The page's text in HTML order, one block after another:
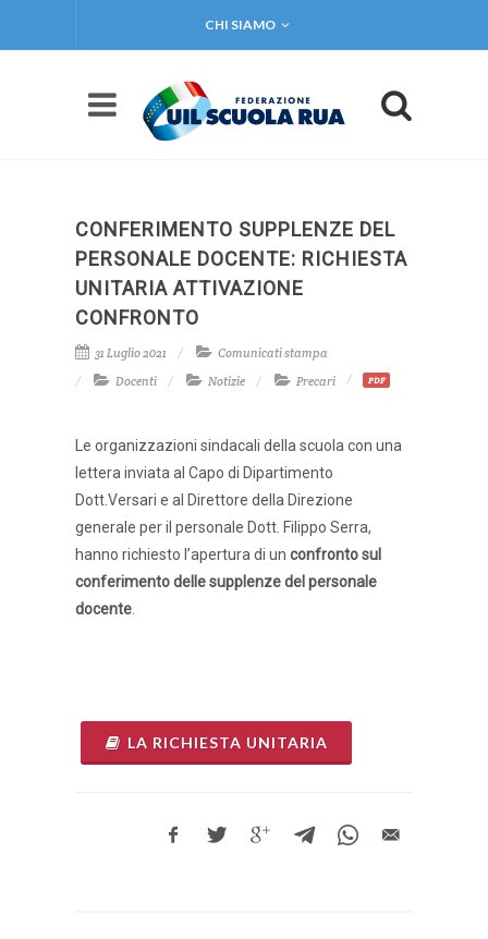
CHI SIAMO
CONFERIMENTO SUPPLENZE DEL
PERSONALE DOCENTE: RICHIESTA
UNITARIA ATTIVAZIONE
CONFRONTO
31 Luglio 2021
Comunicati stampa
Docenti
Notizie Precari PDF
Le organizzazioni sindacali della scuola con una
lettera inviata al Capo di Dipartimento
Dott.Versari e al Direttore della Direzione
generale per il personale Dott. Filippo Serra,
hanno richiesto l’apertura di un confronto sul
conferimento delle supplenze del personale
docente
LA RICHIESTA UNITARIA